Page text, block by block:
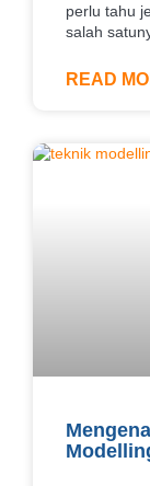
perlu tahu
salah
READ